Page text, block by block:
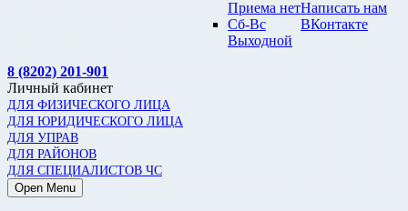
Приема нет
Сб-Вс
Выходной
Написать нам
ВКонтакте
8 (8202) 201-901
Личный кабинет
ДЛЯ ФИЗИЧЕСКОГО ЛИЦА
ДЛЯ ЮРИДИЧЕСКОГО ЛИЦА
ДЛЯ УПРАВ
ДЛЯ РАЙОНОВ
ДЛЯ СПЕЦИАЛИСТОВ ЧС
Open Menu